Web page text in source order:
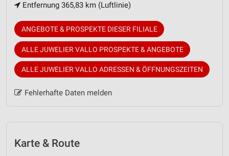
Entfernung 365,83 km (Luftlinie)
ANGEBOTE & PROSPEKTE DIESER FILIALE
ALLE JUWELIER VALLO PROSPEKTE & ANGEBOTE
ALLE JUWELIER VALLO ADRESSEN & ÖFFNUNGSZEITEN
Fehlerhafte Daten melden
Karte & Route